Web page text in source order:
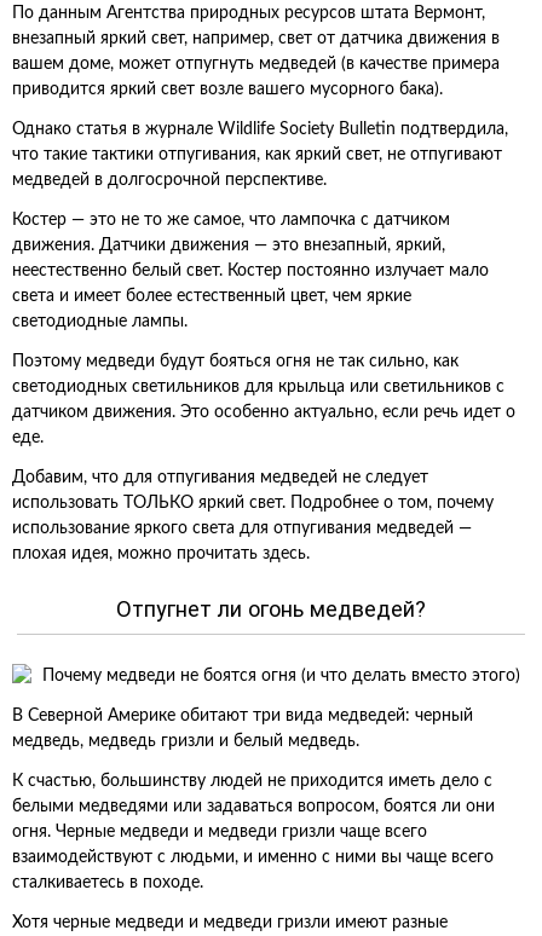
По данным Агентства природных ресурсов штата Вермонт,
внезапный яркий свет, например, свет от датчика движения в
вашем доме, может отпугнуть медведей (в качестве примера
приводится яркий свет возле вашего мусорного бака).
Однако статья в журнале Wildlife Society Bulletin подтвердила,
что такие тактики отпугивания, как яркий свет, не отпугивают
медведей в долгосрочной перспективе.
Костер — это не то же самое, что лампочка с датчиком
движения. Датчики движения — это внезапный, яркий,
неестественно белый свет. Костер постоянно излучает мало
света и имеет более естественный цвет, чем яркие
светодиодные лампы.
Поэтому медведи будут бояться огня не так сильно, как
светодиодных светильников для крыльца или светильников с
датчиком движения. Это особенно актуально, если речь идет о
еде.
Добавим, что для отпугивания медведей не следует
использовать ТОЛЬКО яркий свет. Подробнее о том, почему
использование яркого света для отпугивания медведей —
плохая идея, можно прочитать здесь.
Отпугнет ли огонь медведей?
В Северной Америке обитают три вида медведей: черный
медведь, медведь гризли и белый медведь.
К счастью, большинству людей не приходится иметь дело с
белыми медведями или задаваться вопросом, боятся ли они
огня. Черные медведи и медведи гризли чаще всего
взаимодействуют с людьми, и именно с ними вы чаще всего
сталкиваетесь в походе.
Хотя черные медведи и медведи гризли имеют разные